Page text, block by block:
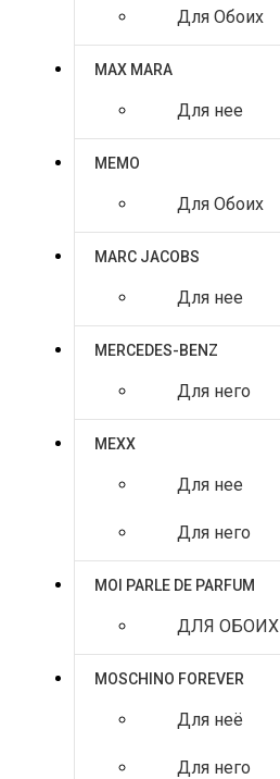
Для Обоих
MAX MARA
Для нее
MEMO
Для Обоих
MARC JACOBS
Для нее
MERCEDES-BENZ
Для него
MEXX
Для нее
Для него
MOI PARLE DE PARFUM
ДЛЯ ОБОИХ
MOSCHINO FOREVER
Для неё
Для него